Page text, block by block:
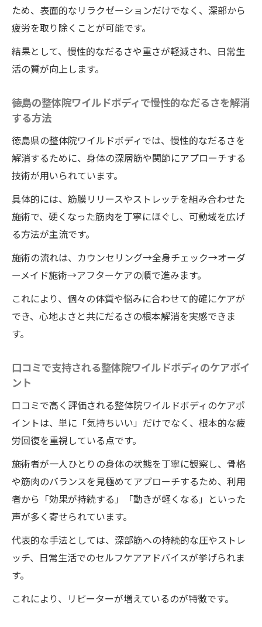
ため、表面的なリラクゼーションだけでなく、深部から
疲労を取り除くことが可能です。
結果として、慢性的なだるさや重さが軽減され、日常生
活の質が向上します。
徳島の整体院ワイルドボディで慢性的なだるさを解消
する方法
徳島県の整体院ワイルドボディでは、慢性的なだるさを
解消するために、身体の深層筋や関節にアプローチする
技術が用いられています。
具体的には、筋膜リリースやストレッチを組み合わせた
施術で、硬くなった筋肉を丁寧にほぐし、可動域を広げ
る方法が主流です。
施術の流れは、カウンセリング→全身チェック→オーダ
ーメイド施術→アフターケアの順で進みます。
これにより、個々の体質や悩みに合わせて的確にケアが
でき、心地よさと共にだるさの根本解消を実感できま
す。
口コミで支持される整体院ワイルドボディのケアポイ
ント
口コミで高く評価される整体院ワイルドボディのケアポ
イントは、単に「気持ちいい」だけでなく、根本的な疲
労回復を重視している点です。
施術者が一人ひとりの身体の状態を丁寧に観察し、骨格
や筋肉のバランスを見極めてアプローチするため、利用
者から「効果が持続する」「動きが軽くなる」といった
声が多く寄せられています。
代表的な手法としては、深部筋への持続的な圧やストレ
ッチ、日常生活でのセルフケアアドバイスが挙げられま
す。
これにより、リピーターが増えているのが特徴です。